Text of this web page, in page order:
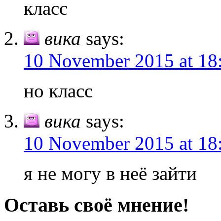
класс
вика says:
10 November 2015 at
но класс
вика says:
10 November 2015 at
я не могу в неё зайти
Оставь своё мнение!